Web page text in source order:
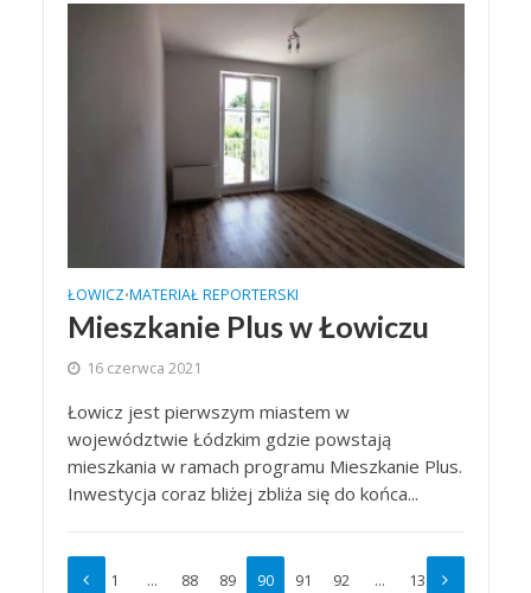
ŁOWICZ•MATERIAŁ REPORTERSKI
Mieszkanie Plus w Łowiczu
16 czerwca 2021
Łowicz jest pierwszym miastem w
województwie Łódzkim gdzie powstają
mieszkania w ramach programu Mieszkanie Plus.
Inwestycja coraz bliżej zbliża się do końca...
1 … 88 89 90 91 92 …
13